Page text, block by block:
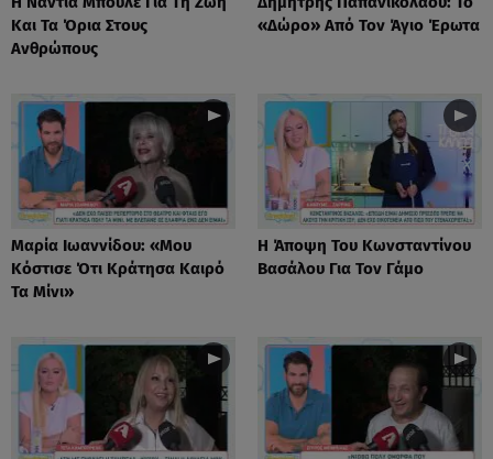
Και Τα Όρια Στους
Ανθρώπους
«Δώρο» Από Τον Άγιο Έρωτα
Μαρία Ιωαννίδου: «Μου
Κόστισε Ότι Κράτησα Καιρό
Τα Μίνι»
Η Άποψη Του Κωνσταντίνου
Βασάλου Για Τον Γάμο